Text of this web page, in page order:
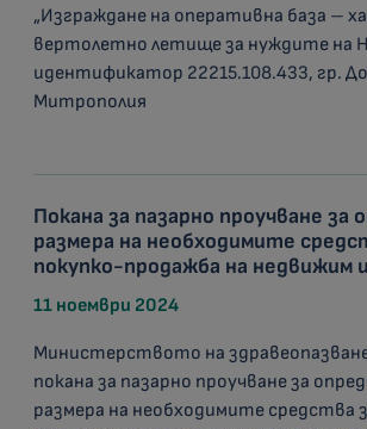
„Изграждане на оперативна база –
вертолетно летище за нуждите на
идентификатор 22215.108.433, гр.
Митрополия
Покана за пазарно проучване за
размера на необходимите
покупко-продажба на недвижим
11 ноември 2024
Министерството на
покана за пазарно проучване за
размера на необходимите средства